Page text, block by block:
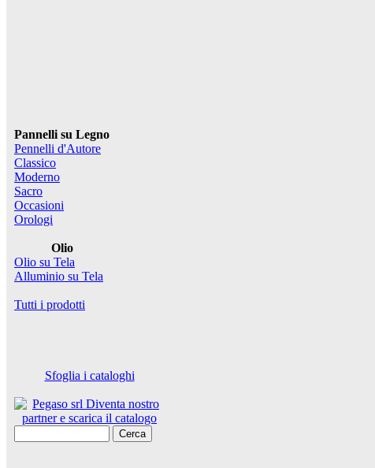
Pannelli su Legno
Pennelli d'Autore
Classico
Moderno
Sacro
Occasioni
Orologi
Olio
Olio su Tela
Alluminio su Tela
Tutti i prodotti
Sfoglia i cataloghi
Cerca